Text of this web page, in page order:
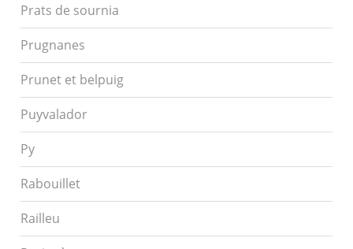
Prats de sournia
Prugnanes
Prunet et belpuig
Puyvalador
Py
Rabouillet
Railleu